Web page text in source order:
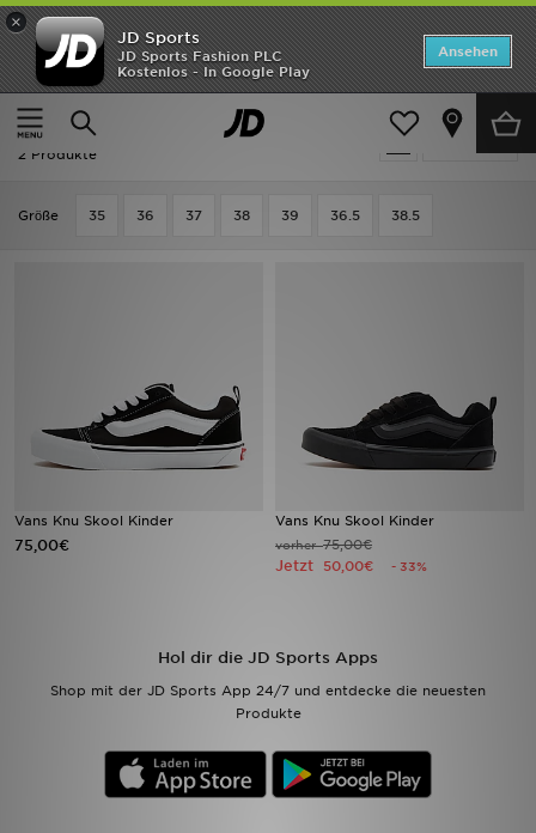
×
JD Sports
JD Sports Fashion PLC
Kostenlos - In Google Play
Ansehen
Home
Kinder Schuhe Jugendliche (Gr. 36-38.5) Skaterschuhe
Verfeinern
Skaterschuhe - Vans Knu Skool
2 Produkte
Grӧße 35 36 37 38 39 36.5 38.5
Vans Knu Skool Kinder
75,00€
Vans Knu Skool Kinder
vorher75,00€
Jetzt 50,00€ - 33%
Hol dir die JD Sports Apps
Shop mit der JD Sports App 24/7 und entdecke die neuesten
Produkte
ANGEBOTE
Neuheiten
Herren
Fußball
Hilfe & Kontakt
Geschenkgutschein